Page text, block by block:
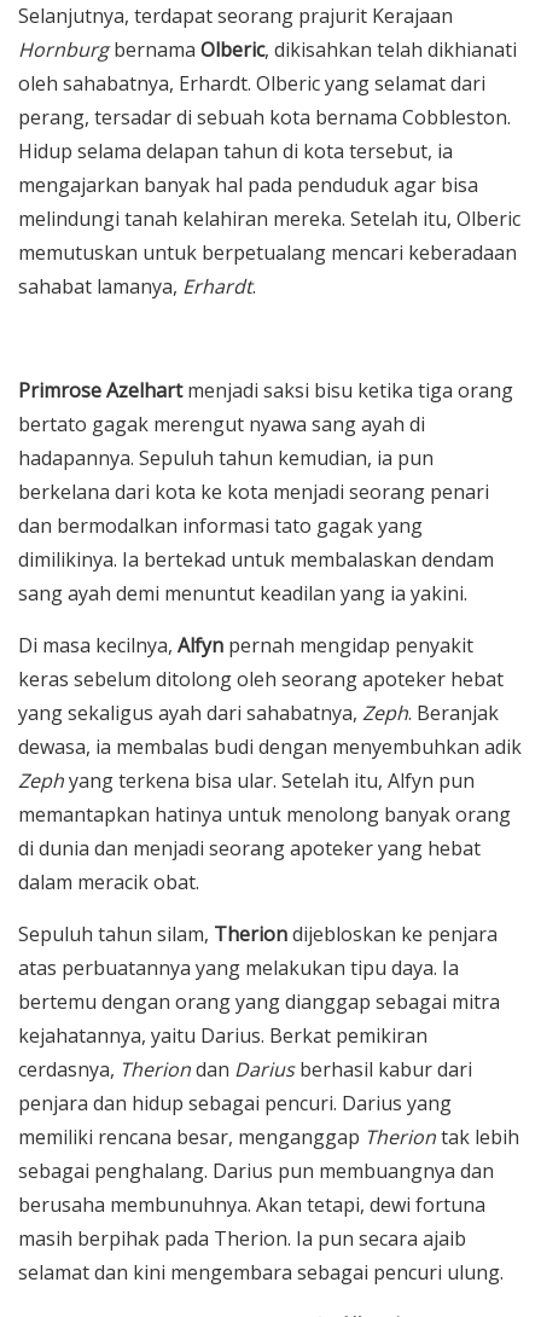
Selanjutnya, terdapat seorang prajurit Kerajaan
Hornburgbernama Olberic, dikisahkan telah dikhianati
oleh sahabatnya, Erhardt. Olberic yang selamat dari
perang, tersadar di sebuah kota bernama Cobbleston.
Hidup selama delapan tahun di kota tersebut, ia
mengajarkan banyak hal pada penduduk agar bisa
melindungi tanah kelahiran mereka. Setelah itu, Olberic
memutuskan untuk berpetualang mencari keberadaan
sahabat lamanya, Erhardt.
Primrose Azelhartmenjadi saksi bisu ketika tiga orang
bertato gagak merengut nyawa sang ayah di
hadapannya. Sepuluh tahun kemudian, ia pun
berkelana dari kota ke kota menjadi seorang penari
dan bermodalkan informasi tato gagak yang
dimilikinya. Ia bertekad untuk membalaskan dendam
sang ayah demi menuntut keadilan yang ia yakini.
Di masa kecilnya, Alfyn pernah mengidap penyakit
keras sebelum ditolong oleh seorang apoteker hebat
yang sekaligus ayah dari sahabatnya, Zeph. Beranjak
dewasa, ia membalas budi dengan menyembuhkan adik
Zephyang terkena bisa ular. Setelah itu, Alfyn pun
memantapkan hatinya untuk menolong banyak orang
di dunia dan menjadi seorang apoteker yang hebat
dalam meracik obat.
Sepuluh tahun silam, Theriondijebloskan ke penjara
atas perbuatannya yang melakukan tipu daya. Ia
bertemu dengan orang yang dianggap sebagai mitra
kejahatannya, yaitu Darius. Berkat pemikiran
cerdasnya, Theriondan Dariusberhasil kabur dari
penjara dan hidup sebagai pencuri. Darius yang
memiliki rencana besar, menganggap Theriontak lebih
sebagai penghalang. Darius pun membuangnya dan
berusaha membunuhnya. Akan tetapi, dewi fortuna
masih berpihak pada Therion. Ia pun secara ajaib
selamat dan kini mengembara sebagai pencuri ulung.